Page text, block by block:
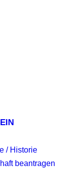
/ Historie
beantragen